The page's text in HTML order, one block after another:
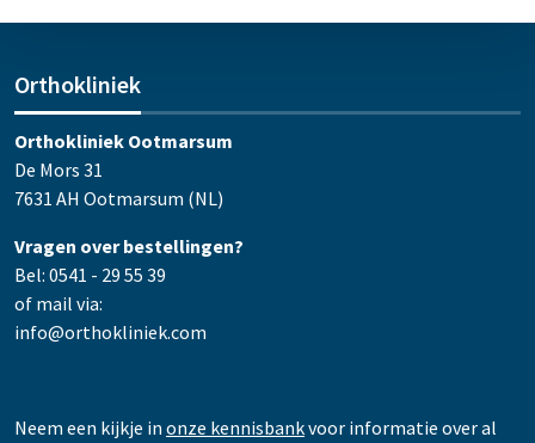
Orthokliniek
Orthokliniek Ootmarsum
De Mors 31
7631 AH Ootmarsum (NL)
Vragen over bestellingen?
Bel: 0541 - 29 55 39
of mail via:
info@orthokliniek.com
Neem een kijkje in onze kennisbankvoor informatie over al